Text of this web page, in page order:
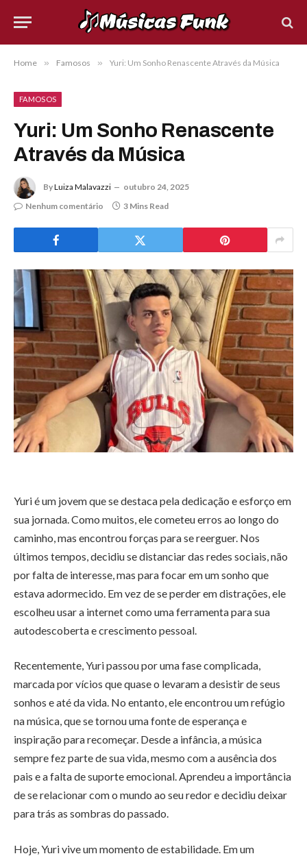
Home » Famosos » Yuri: Um Sonho Renascente Através da Música
FAMOSOS
Yuri: Um Sonho Renascente
Através da Música
ByLuiza Malavazzi
outubro 24, 2025
Nenhum comentário
3 Mins Read
Yuri é um jovem que se destaca pela dedicação e esforço em
sua jornada. Como muitos, ele cometeu erros ao longo do
caminho, mas encontrou forças para se reerguer. Nos
últimos tempos, decidiu se distanciar das redes sociais, não
por falta de interesse, mas para focar em um sonho que
estava adormecido. Em vez de se perder em distrações, ele
escolheu usar a internet como uma ferramenta para sua
autodescoberta e crescimento pessoal.
Recentemente, Yuri passou por uma fase complicada,
marcada por vícios que quase o levaram a desistir de seus
sonhos e até da vida. No entanto, ele encontrou um refúgio
na música, que se tornou uma fonte de esperança e
inspiração para recomeçar. Desde a infância, a música
sempre fez parte de sua vida, mesmo com a ausência dos
pais e a falta de suporte emocional. Aprendeu a importância
de se relacionar com o mundo ao seu redor e decidiu deixar
para trás as sombras do passado.
Hoje, Yuri vive um momento de estabilidade. Em um